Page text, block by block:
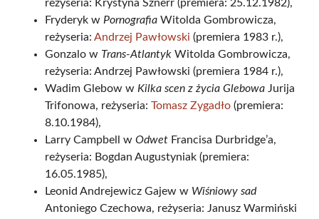
reżyseria: Krystyna Sznerr (premiera: 25.12.1982),
Fryderyk w Pornografia Witolda Gombrowicza,
reżyseria: Andrzej Pawłowski (premiera 1983 r.),
Gonzalo w Trans-Atlantyk Witolda Gombrowicza,
reżyseria: Andrzej Pawłowski (premiera 1984 r.),
Wadim Glebow w Kilka scen z życia Glebowa Jurija
Trifonowa, reżyseria: Tomasz Zygadło (premiera:
8.10.1984),
Larry Campbell w Odwet Francisa Durbridge’a,
reżyseria: Bogdan Augustyniak (premiera:
16.05.1985),
Leonid Andrejewicz Gajew w Wiśniowy sad
Antoniego Czechowa, reżyseria: Janusz Warmiński